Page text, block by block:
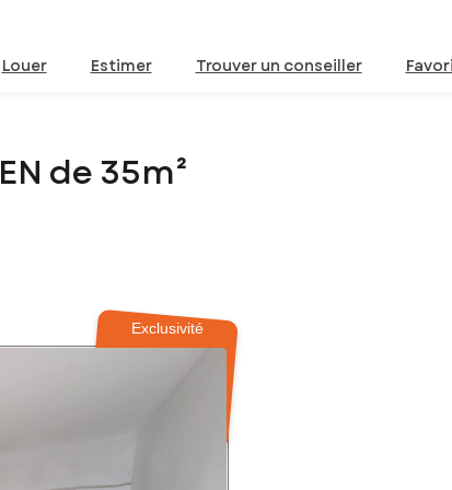
Louer Estimer Trouver un conseiller
de 35m²
Exclusivité